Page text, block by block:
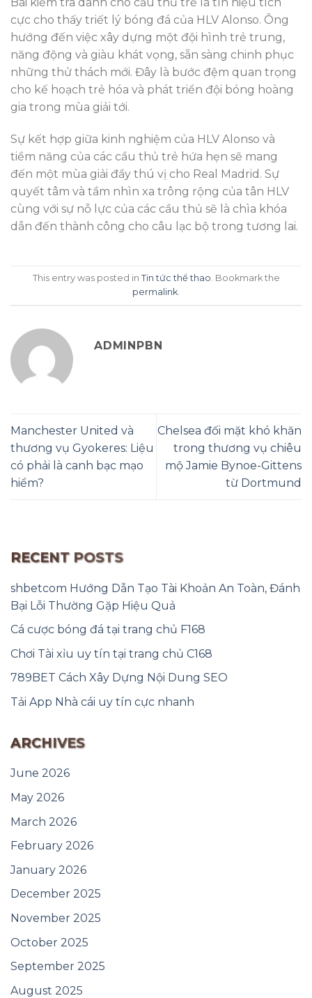
cực cho thấy triết lý bóng đá của HLV Alonso. Ông
hướng đến việc xây dựng một đội hình trẻ trung,
năng động và giàu khát vọng, sẵn sàng chinh phục
những thử thách mới. Đây là bước đệm quan trọng
cho kế hoạch trẻ hóa và phát triển đội bóng hoàng
gia trong mùa giải tới.
Sự kết hợp giữa kinh nghiệm của HLV Alonso và
tiềm năng của các cầu thủ trẻ hứa hẹn sẽ mang
đến một mùa giải đầy thú vị cho Real Madrid. Sự
quyết tâm và tầm nhìn xa trông rộng của tân HLV
cùng với sự nỗ lực của các cầu thủ sẽ là chìa khóa
dẫn đến thành công cho câu lạc bộ trong tương lai.
This entry was posted in Tin tức thể thao . Bookmark the
permalink
ADMINPBN
Manchester United và
thương vụ Gyokeres: Liệu
có phải là canh bạc mạo
hiểm?
Chelsea đối mặt khó khăn
trong thương vụ chiêu
mộ Jamie Bynoe-Gittens
từ Dortmund
RECENT POSTS
shbetcom Hướng Dẫn Tạo Tài Khoản An Toàn, Đánh
Bại Lỗi Thường Gặp Hiệu Quả
Cá cược bóng đá tại trang chủ F168
Chơi Tài xỉu uy tín tại trang chủ C168
789BET Cách Xây Dựng Nội Dung SEO
Tải App Nhà cái uy tín cực nhanh
ARCHIVES
June 2026
May 2026
March 2026
February 2026
January 2026
December 2025
November 2025
October 2025
September 2025
August 2025